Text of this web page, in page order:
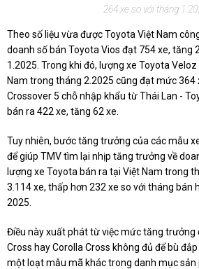
264 xe so với tháng
Theo số liệu vừa được Toyota Việt Nam
doanh số bán Toyota Vios đạt 754 xe, tăng
1.2025. Trong khi đó, lượng xe Toyota
Nam trong tháng 2.2025 cũng đạt mức 364
Crossover 5 chỗ nhập khẩu từ Thái Lan -
bán ra 422 xe, tăng 62 xe.
Tuy nhiên, bước tăng trưởng của các mẫu
để giúp TMV tìm lại nhịp tăng trưởng về
lượng xe Toyota bán ra tại Việt Nam trong
3.114 xe, thấp hơn 232 xe so với tháng bán
2025.
Điều này xuất phát từ việc mức tăng trưởng
Cross hay Corolla Cross không đủ để bù
một loạt mẫu mã khác trong danh mục sản